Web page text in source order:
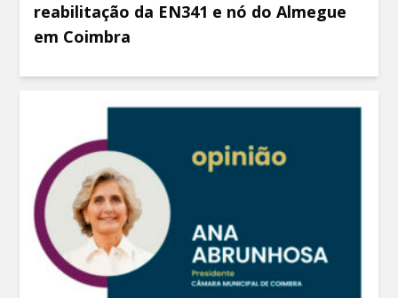
reabilitação da EN341 e nó do Almegue
em Coimbra